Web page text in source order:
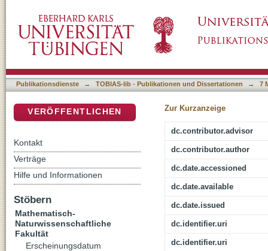
Publikationsdienste → TOBIAS-lib - Publikationen und Dissertationen → 7
Zur Kurzanzeige
dc.contributor.advisor
dc.contributor.author
dc.date.accessioned
dc.date.available
dc.date.issued
dc.identifier.uri
dc.identifier.uri
VERÖFFENTLICHEN
Kontakt
Verträge
Hilfe und Informationen
Stöbern
Mathematisch-
Naturwissenschaftliche
Fakultät
Erscheinungsdatum